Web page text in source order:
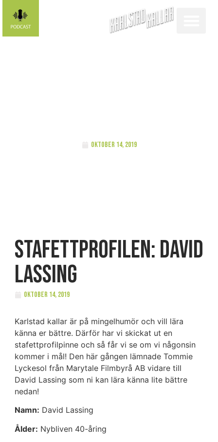
oktober 14, 2019
Stafettprofilen: David
Lassing
oktober 14, 2019
Karlstad kallar är på mingelhumör och vill lära
känna er bättre. Därför har vi skickat ut en
stafettprofilpinne och så får vi se om vi någonsin
kommer i mål! Den här gången lämnade Tommie
Lyckesol från Marytale Filmbyrå AB vidare till
David Lassing som ni kan lära känna lite bättre
nedan!
Namn: David Lassing
Ålder: Nybliven 40-åring